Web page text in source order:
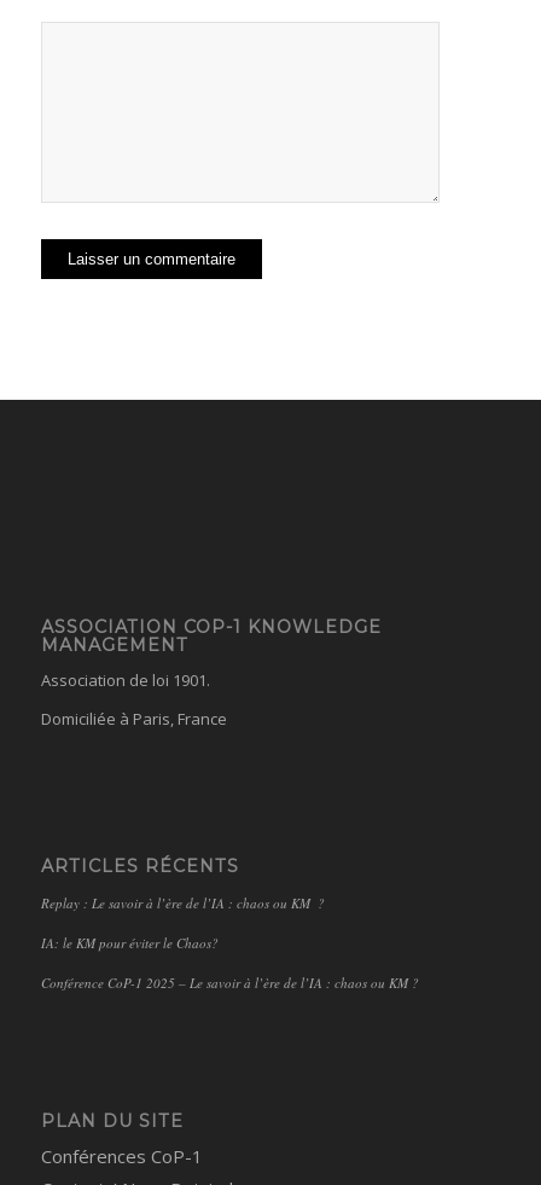
ASSOCIATION COP-1 KNOWLEDGE
MANAGEMENT
Association de loi 1901.
Domiciliée à Paris, France
ARTICLES RÉCENTS
Replay : Le savoir à l’ère de l’IA : chaos ou KM ?
IA: le KM pour éviter le Chaos?
Conférence CoP-1 2025 – Le savoir à l’ère de l’IA : chaos ou KM ?
PLAN DU SITE
Conférences CoP-1